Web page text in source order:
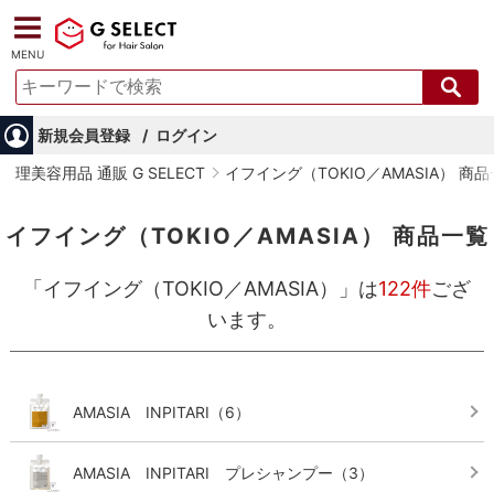
MENU
新規会員登録
ログイン
理美容用品 通販 G SELECT
イフイング（TOKIO／AMASIA） 商品
イフイング（TOKIO／AMASIA） 商品一覧
「イフイング（TOKIO／AMASIA）」 は122件ござ
います。
AMASIA INPITARI （6）
AMASIA INPITARI プレシャンプー （3）